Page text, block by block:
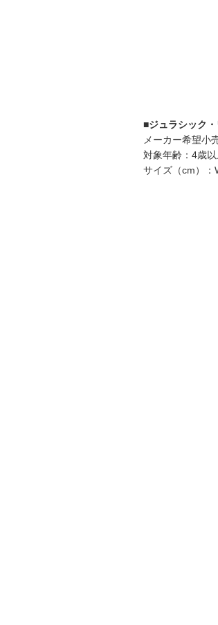
■ジュラシック
メーカー希望小
対象年齢：4歳以
サイズ（cm）